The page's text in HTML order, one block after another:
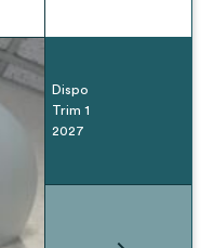
Dispo
Trim 1
2027